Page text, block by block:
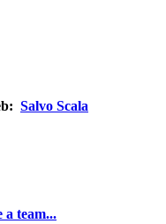
Salvo Scala
a team...